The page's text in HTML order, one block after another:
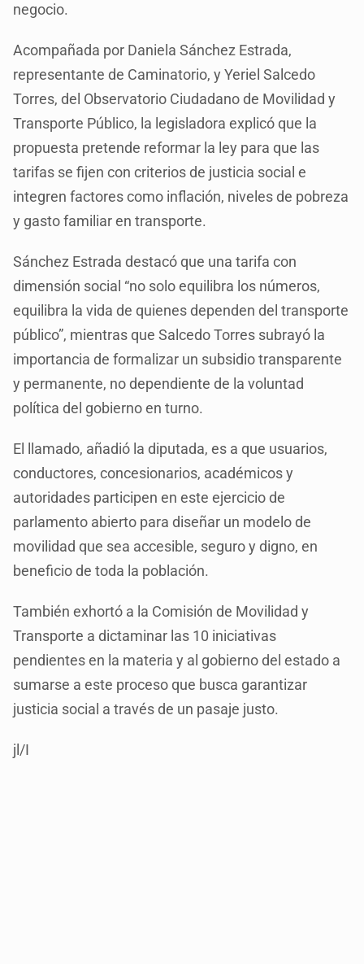
negocio.
Acompañada por Daniela Sánchez Estrada,
representante de Caminatorio, y Yeriel Salcedo
Torres, del Observatorio Ciudadano de Movilidad y
Transporte Público, la legisladora explicó que la
propuesta pretende reformar la ley para que las
tarifas se fijen con criterios de justicia social e
integren factores como inflación, niveles de pobreza
y gasto familiar en transporte.
Sánchez Estrada destacó que una tarifa con
dimensión social “no solo equilibra los números,
equilibra la vida de quienes dependen del transporte
público”, mientras que Salcedo Torres subrayó la
importancia de formalizar un subsidio transparente
y permanente, no dependiente de la voluntad
política del gobierno en turno.
El llamado, añadió la diputada, es a que usuarios,
conductores, concesionarios, académicos y
autoridades participen en este ejercicio de
parlamento abierto para diseñar un modelo de
movilidad que sea accesible, seguro y digno, en
beneficio de toda la población.
También exhortó a la Comisión de Movilidad y
Transporte a dictaminar las 10 iniciativas
pendientes en la materia y al gobierno del estado a
sumarse a este proceso que busca garantizar
justicia social a través de un pasaje justo.
jl/I